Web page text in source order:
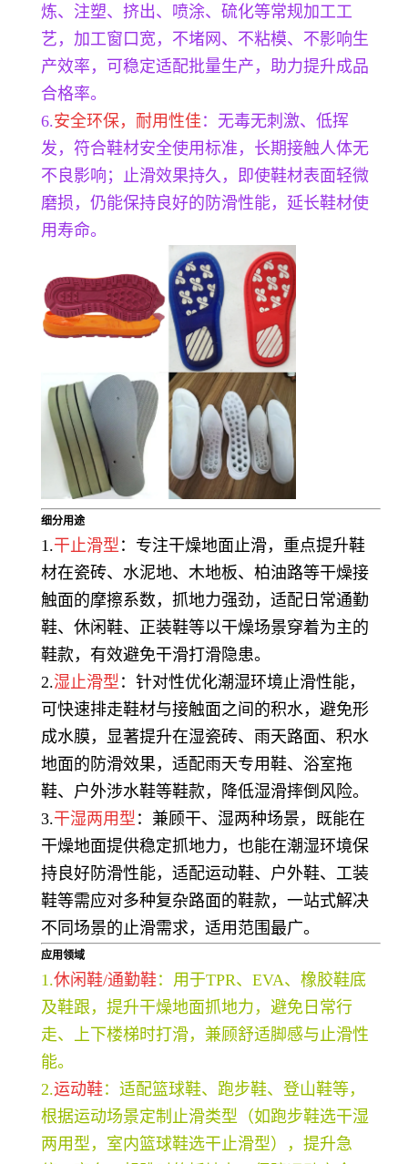
炼、注塑、挤出、喷涂、硫化等常规加工工
艺，加工窗口宽，不堵网、不粘模、不影响生
产效率，可稳定适配批量生产，助力提升成品
合格率。
6.安全环保，耐用性佳 ：无毒无刺激、低挥
发，符合鞋材安全使用标准，长期接触人体无
不良影响；止滑效果持久，即使鞋材表面轻微
磨损，仍能保持良好的防滑性能，延长鞋材使
用寿命。
细分用途
1.干止滑型 ：专注干燥地面止滑，重点提升鞋
材在瓷砖、水泥地、木地板、柏油路等干燥接
触面的摩擦系数，抓地力强劲，适配日常通勤
鞋、休闲鞋、正装鞋等以干燥场景穿着为主的
鞋款，有效避免干滑打滑隐患。
2.湿止滑型 ：针对性优化潮湿环境止滑性能，
可快速排走鞋材与接触面之间的积水，避免形
成水膜，显著提升在湿瓷砖、雨天路面、积水
地面的防滑效果，适配雨天专用鞋、浴室拖
鞋、户外涉水鞋等鞋款，降低湿滑摔倒风险。
3.干湿两用型 ：兼顾干、湿两种场景，既能在
干燥地面提供稳定抓地力，也能在潮湿环境保
持良好防滑性能，适配运动鞋、户外鞋、工装
鞋等需应对多种复杂路面的鞋款，一站式解决
不同场景的止滑需求，适用范围最广。
应用领域
1.休闲鞋/通勤鞋 ：用于TPR、EVA、橡胶鞋底
及鞋跟，提升干燥地面抓地力，避免日常行
走、上下楼梯时打滑，兼顾舒适脚感与止滑性
能。
2.运动鞋 ：适配篮球鞋、跑步鞋、登山鞋等，
根据运动场景定制止滑类型（如跑步鞋选干湿
两用型，室内篮球鞋选干止滑型），提升急